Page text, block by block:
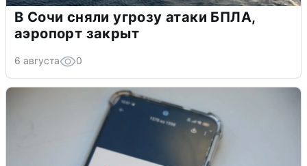
В Сочи сняли угрозу атаки БПЛА,
аэропорт закрыт
6 августа 0